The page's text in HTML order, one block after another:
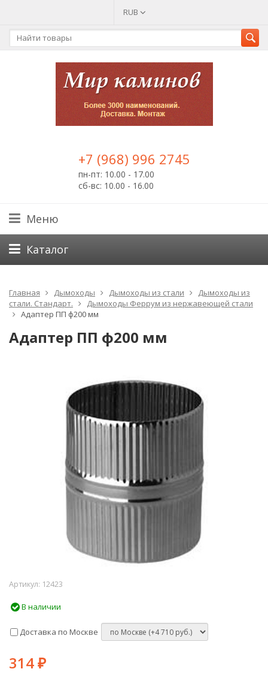
RUB
+7 (968) 996 2745
пн-пт: 10.00 - 17.00
сб-вс: 10.00 - 16.00
Меню
Каталог
Главная Дымоходы Дымоходы из стали
Дымоходы из
стали. Стандарт.
Дымоходы Феррум из нержавеющей стали
Адаптер ПП ф200 мм
Адаптер ПП ф200 мм
Артикул: 12423
В наличии
Доставка по Москве
314 ₽